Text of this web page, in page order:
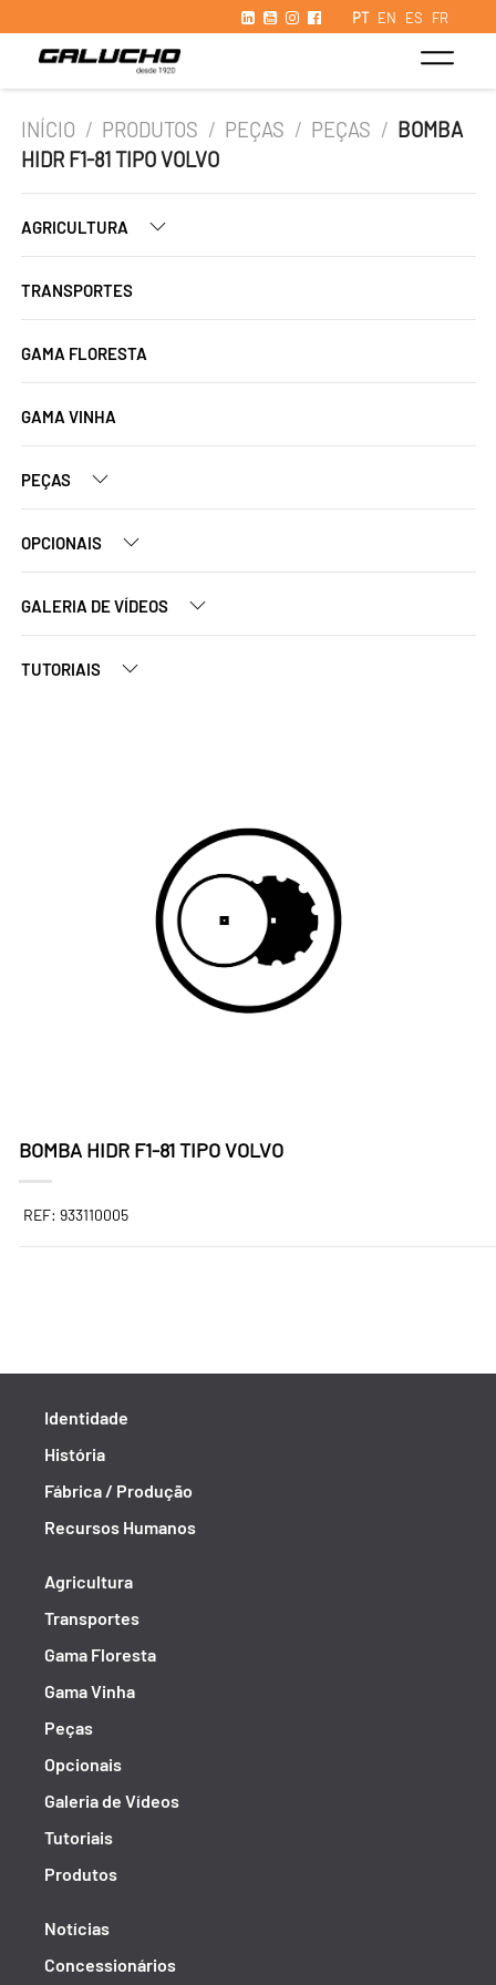
PT EN ES FR
INÍCIO / PRODUTOS / PEÇAS / PEÇAS / BOMBA
HIDR F1-81 TIPO VOLVO
AGRICULTURA
TRANSPORTES
GAMA FLORESTA
GAMA VINHA
PEÇAS
OPCIONAIS
GALERIA DE VÍDEOS
TUTORIAIS
BOMBA HIDR F1-81 TIPO VOLVO
REF: 933110005
Identidade
História
Fábrica / Produção
Recursos Humanos
Agricultura
Transportes
Gama Floresta
Gama Vinha
Peças
Opcionais
Galeria de Vídeos
Tutoriais
Produtos
Notícias
Concessionários